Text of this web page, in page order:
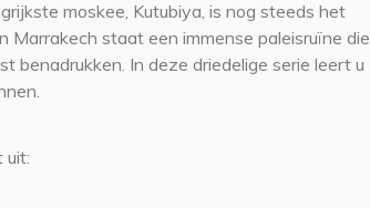
moskee, Kutubiya, is nog steeds het
Marrakech staat een immense paleisruïne die
benadrukken. In deze driedelige serie leert u
uit: